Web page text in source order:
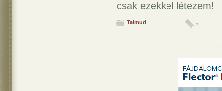
csak ezekkel létezem!
Talmud ,